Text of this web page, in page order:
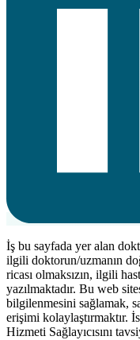
İş bu sayfada yer alan
ilgili doktorun/uzmanın
ricası olmaksızın, ilgili
yazılmaktadır. Bu web
bilgilenmesini sağlamak,
erişimi kolaylaştırmaktır.
Hizmeti Sağlayıcısını